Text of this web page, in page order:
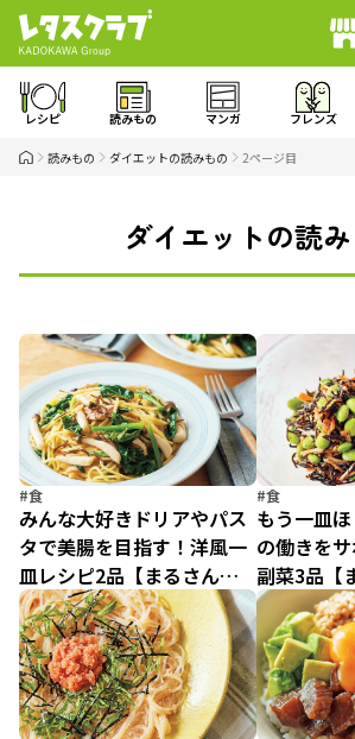
レシピ 読みもの マンガ フレンズ
読みもの ダイエットの読みもの 2ページ目
ダイエットの読
#食
みんな大好きドリアやパス
タで美腸を目指す！洋風一
皿レシピ2品【まるさんの
腸活ダイエット】
#食
もう一皿
の働きを
副菜3品【
ダイエッ